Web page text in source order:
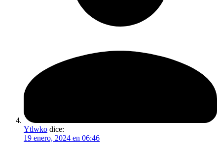
Ytlwko dice:
19 enero, 2024 en 06:46